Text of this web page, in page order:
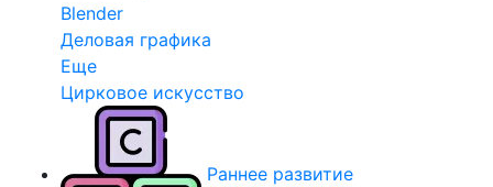
Blender
Деловая графика
Еще
Цирковое искусство
Раннее развитие